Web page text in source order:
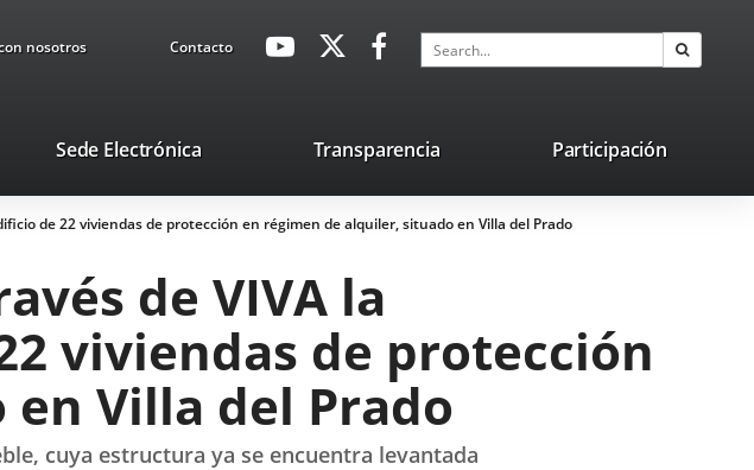
nosotros ContactoavaHeaderSocial
Link
Link
application.
application.
Search
Sede ElectrónicaLink
external
application.
Transparencia Participación
de 22 viviendas de protección en régimen de alquiler, situado en Villa del Prado
de VIVA la
viviendas de protección
Villa del Prado
cuya estructura ya se encuentra levantada